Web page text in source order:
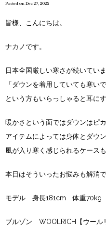
Posted on Dec 27, 2022
皆様、こんにちは。
ナカノです。
日本全国厳しい寒さが続いていま
「ダウンを着用していても寒い
という方もいらっしゃると耳にす
暖かさという面ではダウンはピカ
アイテムによっては身体とダウ
風が入り寒く感じられるケースも
本日はそういったお悩みも解消
モデル 身長181cm 体重70kg
ブルゾン WOOLRICH【ウール